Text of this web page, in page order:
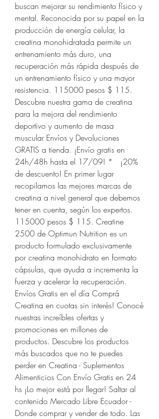
buscan mejorar su rendimiento físico y
mental. Reconocida por su papel en la
producción de energía celular, la
creatina monohidratada permite un
entrenamiento más duro, una
recuperación más rápida después de
un entrenamiento físico y una mayor
resistencia. 115000 pesos $ 115.
Descubre nuestra gama de creatina
para la mejora del rendimiento
deportivo y aumento de masa
muscular Envíos y Devoluciones
GRATIS a tienda. ¡Envío gratis en
24h/48h hasta el 17/09! *   ¡20%
de descuento! En primer lugar
recopilamos las mejores marcas de
creatina a nivel general que debemos
tener en cuenta, según los expertos.
115000 pesos $ 115. Creatine
2500 de Optimun Nutrition es un
producto formulado exclusivamente
por creatina monohidrato en formato
cápsulas, que ayuda a incrementa la
fuerza y acelerar la recuperación.
Envíos Gratis en el día Comprá
Creatina en cuotas sin interés! Conocé
nuestras increíbles ofertas y
promociones en millones de
productos. Descubre los productos
más buscados que no te puedes
perder en Creatina - Suplementos
Alimenticios Con Envío Gratis en 24
hs ¡Lo mejor está por llegar! Saltar al
contenido Mercado Libre Ecuador -
Donde comprar y vender de todo. Las